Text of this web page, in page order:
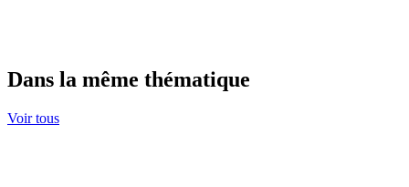
Dans la même thématique
Voir tous